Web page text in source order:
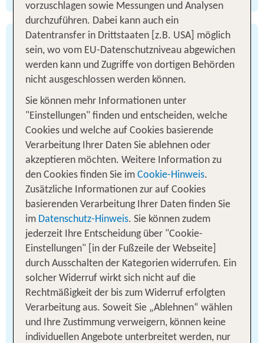
Costa Rica, Christiane
Costa Rica – nur 51.000 Quadratkilometer und
damit ungefähr so groß wie Niedersachsen.
Eingebettet zwischen dem pazifischen- und dem
karibischen Meer. In der Mitte des Landes sind es
gerade mal 160 km bis zu beiden Ozeanen und
damit fällt es einem schwer zu entscheiden in
welche Richtung man fahren soll – zum Glück
kann man ja einfach beiden Meeren einen Besuch
abstatten. Costa Rica bietet eigentlich alles
zwischen totaler Erholung am Strand, über
Wanderungen zum Vulkan Arenal oder den
Nebelwäldern bis zum Abenteuer beim Surfen und
Ziplining. Es gibt so viele Möglichkeiten auf der
Reise durch dieses bemerkenswerte Land, dass
für jeden Geschmack etwas dabei ist. Für mich
persönlich war der Moment puren Urlaubgefühls
ein Hinweisschild auf herabfallende Kokosnüsse.
Pura Vida!#dontstopdreaming
vorzuschlagen sowie Messungen und Analysen
durchzuführen. Dabei kann auch ein
Datentransfer in Drittstaaten [z.B. USA] möglich
sein, wo vom EU-Datenschutzniveau abgewichen
werden kann und Zugriffe von dortigen Behörden
nicht ausgeschlossen werden können.
Sie können mehr Informationen unter
"Einstellungen" finden und entscheiden, welche
Cookies und welche auf Cookies basierende
Verarbeitung Ihrer Daten Sie ablehnen oder
akzeptieren möchten. Weitere Information zu
den Cookies finden Sie im Cookie-Hinweis.
Zusätzliche Informationen zur auf Cookies
basierenden Verarbeitung Ihrer Daten finden Sie
im Datenschutz-Hinweis. Sie können zudem
jederzeit Ihre Entscheidung über "Cookie-
Einstellungen" [in der Fußzeile der Webseite]
durch Ausschalten der Kategorien widerrufen. Ein
solcher Widerruf wirkt sich nicht auf die
Rechtmäßigkeit der bis zum Widerruf erfolgten
Verarbeitung aus. Soweit Sie „Ablehnen“ wählen
und Ihre Zustimmung verweigern, können keine
individuellen Angebote unterbreitet werden, nur